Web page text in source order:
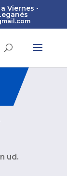
Viernes •
ud.